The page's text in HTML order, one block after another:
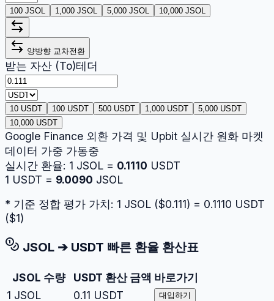
100 JSOL 1,000 JSOL 5,000 JSOL 10,000 JSOL
양방향 교차전환
받는 자산 (To)테더
10 USDT 100 USDT 500 USDT 1,000 USDT
5,000 USDT
10,000 USDT
Google Finance 외환 가격 및 Upbit 실시간 원화 마켓
데이터 가중 가동중
실시간 환율: 1 JSOL = 0.1110 USDT
1 USDT = 9.0090 JSOL
* 기준 정합 평가 가치: 1 JSOL ($0.111) = 0.1110 USDT
($1)
JSOL ➔ USDT 빠른 환율 환산표
JSOL 수량 USDT 환산 금액 바로가기
1 JSOL 0.11 USDT 대입하기